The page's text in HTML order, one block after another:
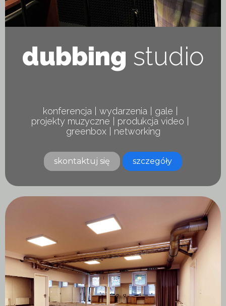
dubbing studio
konferencja | wydarzenia | gale |
projekty muzyczne | produkcja video |
greenbox | networking
skontaktuj się szczegóły